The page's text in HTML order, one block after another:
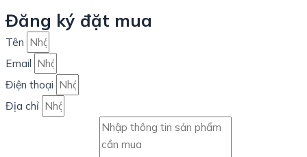
lượng
Đăng ký đặt mua
Tên
Email
Điện thoại
Địa chỉ